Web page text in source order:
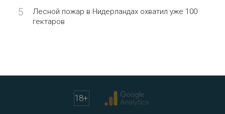
5
Лесной пожар в Нидерландах охватил уже 100
гектаров
18+